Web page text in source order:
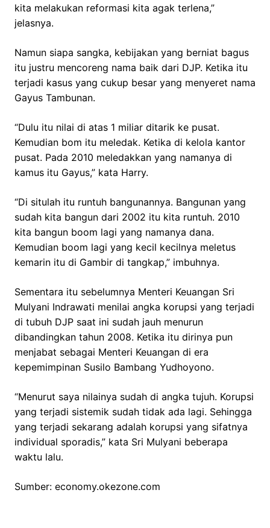
kita melakukan reformasi kita agak terlena,”
jelasnya.
Namun siapa sangka, kebijakan yang berniat bagus
itu justru mencoreng nama baik dari DJP. Ketika itu
terjadi kasus yang cukup besar yang menyeret nama
Gayus Tambunan.
“Dulu itu nilai di atas 1 miliar ditarik ke pusat.
Kemudian bom itu meledak. Ketika di kelola kantor
pusat. Pada 2010 meledakkan yang namanya di
kamus itu Gayus,” kata Harry.
“Di situlah itu runtuh bangunannya. Bangunan yang
sudah kita bangun dari 2002 itu kita runtuh. 2010
kita bangun boom lagi yang namanya dana.
Kemudian boom lagi yang kecil kecilnya meletus
kemarin itu di Gambir di tangkap,” imbuhnya.
Sementara itu sebelumnya Menteri Keuangan Sri
Mulyani Indrawati menilai angka korupsi yang terjadi
di tubuh DJP saat ini sudah jauh menurun
dibandingkan tahun 2008. Ketika itu dirinya pun
menjabat sebagai Menteri Keuangan di era
kepemimpinan Susilo Bambang Yudhoyono.
“Menurut saya nilainya sudah di angka tujuh. Korupsi
yang terjadi sistemik sudah tidak ada lagi. Sehingga
yang terjadi sekarang adalah korupsi yang sifatnya
individual sporadis,” kata Sri Mulyani beberapa
waktu lalu.
Sumber: economy.okezone.com